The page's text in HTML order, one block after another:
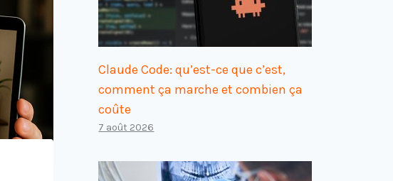
Claude Code: qu’est-ce que c’est,
comment ça marche et combien ça
coûte
7 août 2026